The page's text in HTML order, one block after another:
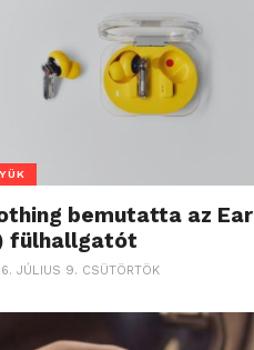
bemutatta az Ear
fülhallgatót
JÚLIUS 9. CSÜTÖRTÖK